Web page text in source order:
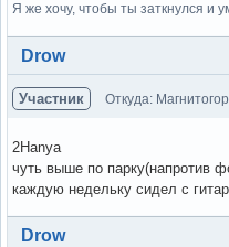
Я же хочу, чтобы ты заткнулся и
Вне форума
Drow
Участник Откуда:
2Hanya
чуть выше по парку(напротив
каждую недельку сидел с
Вне форума
Drow